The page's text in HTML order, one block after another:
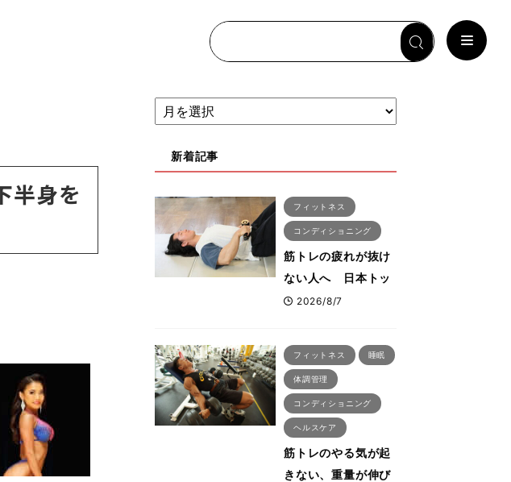
半身を
新着記事
フィットネス
コンディショニング
筋トレの疲れが抜け
ない人へ 日本トッ
プボディビルダー・
る「回復習慣」
2026/8/7
フィットネス 睡眠
体調管理
コンディショニング
ヘルスケア
筋トレのやる気が起
きない、重量が伸び